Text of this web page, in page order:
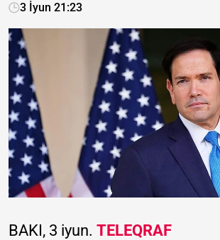
3 İyun 21:23
BAKI, 3 iyun. TELEQRAF